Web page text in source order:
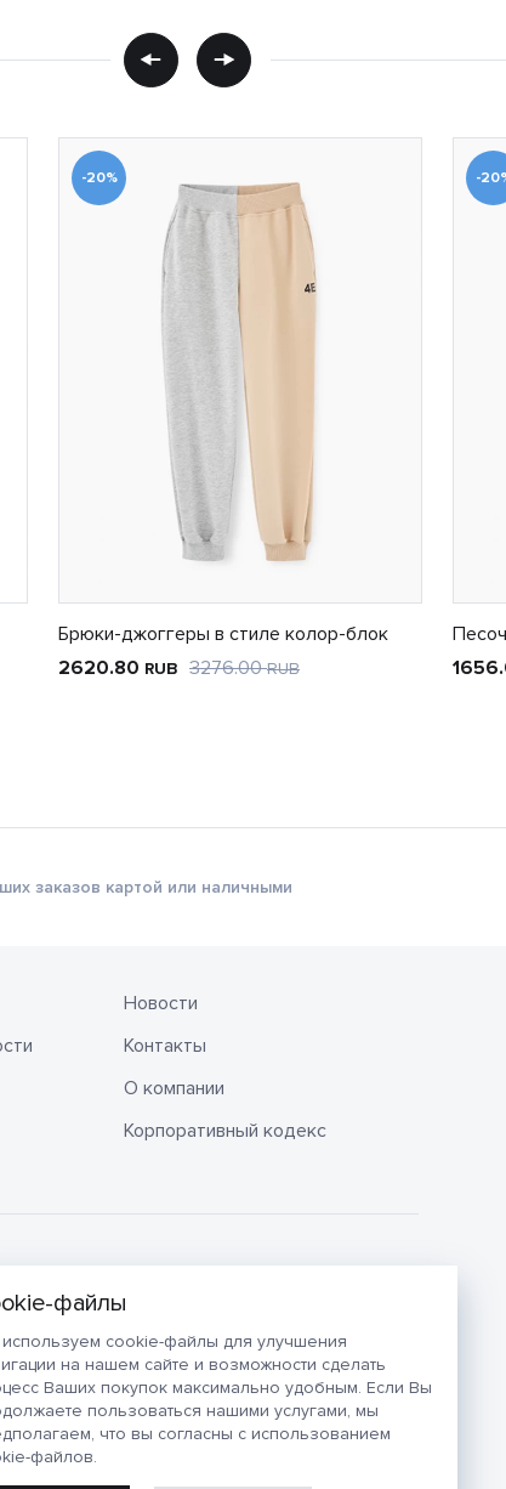
cookie-файлы для улучшения
на нашем сайте и возможности сделать
Ваших покупок максимально удобным. Если Вы
пользоваться нашими услугами, мы
что вы согласны с использованием
файлов.
-20%
Брюки-джоггеры в стиле колор-блок
2620.80 RUB 3276.00RUB
-
заказов картой или наличными
Новости
Контакты
О компании
Корпоративный кодекс